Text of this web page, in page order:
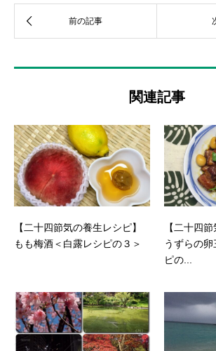
関連記事
【二十四節気の養生レシピ】
もも梅酒＜白露レシピの３＞
【二十四
うずらの
ピの...